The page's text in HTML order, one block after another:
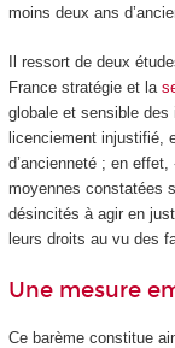
moins deux ans
Il ressort de deux
France stratégie et la
globale et sensible des
licenciement injustifié,
d’ancienneté ; en
moyennes constatées
désincités à agir en
leurs droits au vu des
Une mesure
Ce barème constitue